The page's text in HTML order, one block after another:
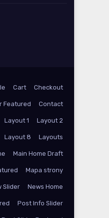
Cart Checkout
Featured Contact
Layout 1 Layout 2
Layout 8 Layouts
Main Home Draft
Mapa strony
Slider News Home
Post Info Slider